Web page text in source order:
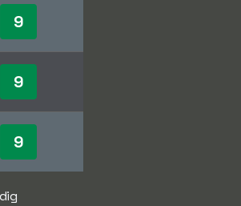
9
9
9